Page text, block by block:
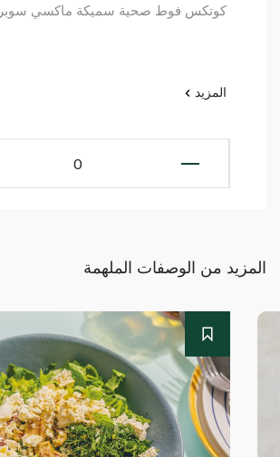
كوتكس فوط صحية سميكة ماكسي سوبر 26
المزيد
0
المزيد من الوصفات الملهمة